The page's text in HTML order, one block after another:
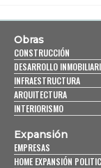
Obras
CONSTRUCCIÓN
DESARROLLO
INFRAESTRUCTURA
ARQUITECTURA
INTERIORISMO
Expansión
EMPRESAS
HOME EXPANSIÓN